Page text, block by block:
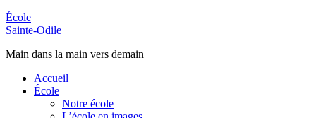
École
Sainte-Odile
Main dans la main vers demain
Accueil
École
Notre école